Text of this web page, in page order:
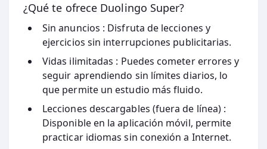
¿Qué te ofrece Duolingo Super?
Sin anuncios : Disfruta de lecciones y
ejercicios sin interrupciones publicitarias.
Vidas ilimitadas : Puedes cometer errores y
seguir aprendiendo sin límites diarios, lo
que permite un estudio más fluido.
Lecciones descargables (fuera de línea) :
Disponible en la aplicación móvil, permite
practicar idiomas sin conexión a Internet.